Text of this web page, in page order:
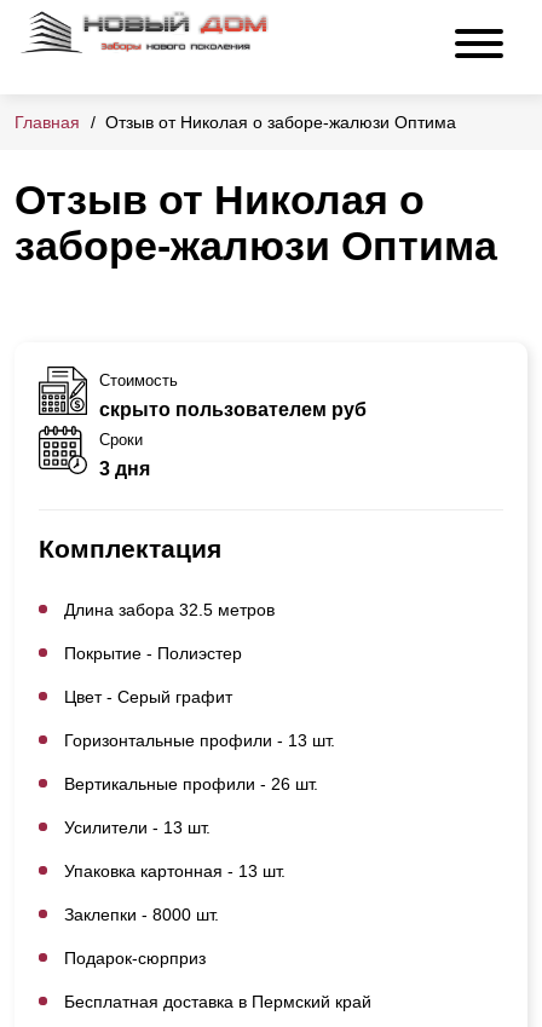
Главная Отзыв от Николая о заборе-жалюзи Оптима
Отзыв от Николая о
заборе-жалюзи Оптима
Стоимость
скрыто пользователем руб
Сроки
3 дня
Комплектация
Длина забора 32.5 метров
Покрытие - Полиэстер
Цвет - Серый графит
Горизонтальные профили - 13 шт.
Вертикальные профили - 26 шт.
Усилители - 13 шт.
Упаковка картонная - 13 шт.
Заклепки - 8000 шт.
Подарок-сюрприз
Бесплатная доставка в Пермский край